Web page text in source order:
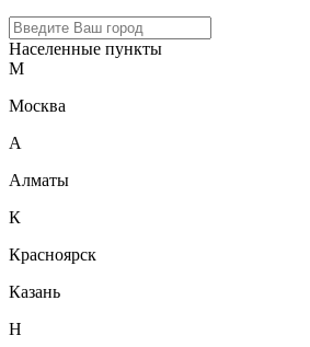
Населенные пункты
М
Москва
А
Алматы
К
Красноярск
Казань
Н